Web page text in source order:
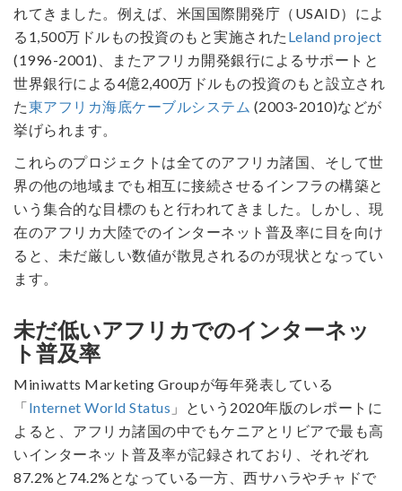
れてきました。例えば、米国国際開発庁（USAID）によ
る1,500万ドルもの投資のもと実施された Leland project
(1996-2001)、またアフリカ開発銀行によるサポートと
世界銀行による4億2,400万ドルもの投資のもと設立され
た東アフリカ海底ケーブルシステム (2003-2010)などが
挙げられます。
これらのプロジェクトは全てのアフリカ諸国、そして世
界の他の地域までも相互に接続させるインフラの構築と
いう集合的な目標のもと行われてきました。しかし、現
在のアフリカ大陸でのインターネット普及率に目を向け
ると、未だ厳しい数値が散見されるのが現状となってい
ます。
未だ低いアフリカでのインターネッ
ト普及率
Miniwatts Marketing Groupが毎年発表している
「Internet World Status 」という2020年版のレポートに
よると、アフリカ諸国の中でもケニアとリビアで最も高
いインターネット普及率が記録されており、それぞれ
87.2%と74.2%となっている一方、西サハラやチャドで